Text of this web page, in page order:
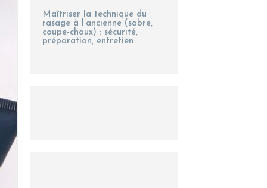
Maîtriser la technique du
rasage à l’ancienne (sabre,
coupe-choux) : sécurité,
préparation, entretien